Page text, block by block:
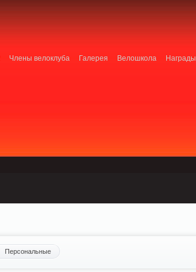
Члены велоклуба Галерея Велошкола Награды
Персональные